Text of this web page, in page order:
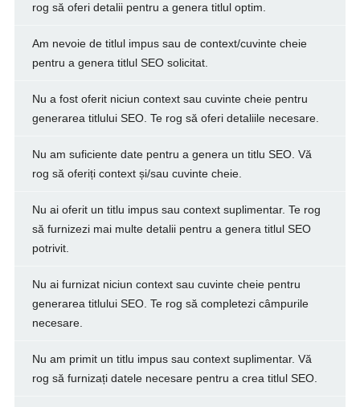
rog să oferi detalii pentru a genera titlul optim.
Am nevoie de titlul impus sau de context/cuvinte cheie
pentru a genera titlul SEO solicitat.
Nu a fost oferit niciun context sau cuvinte cheie pentru
generarea titlului SEO. Te rog să oferi detaliile necesare.
Nu am suficiente date pentru a genera un titlu SEO. Vă
rog să oferiți context și/sau cuvinte cheie.
Nu ai oferit un titlu impus sau context suplimentar. Te rog
să furnizezi mai multe detalii pentru a genera titlul SEO
potrivit.
Nu ai furnizat niciun context sau cuvinte cheie pentru
generarea titlului SEO. Te rog să completezi câmpurile
necesare.
Nu am primit un titlu impus sau context suplimentar. Vă
rog să furnizați datele necesare pentru a crea titlul SEO.